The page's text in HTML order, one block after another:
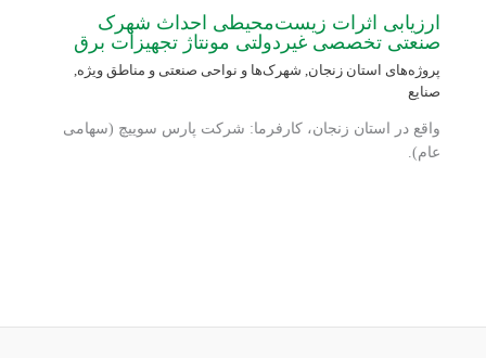
ارزیابی اثرات زیست‌محیطی احداث شهرک
صنعتی تخصصی غیردولتی مونتاژ تجهیزات برق
پروژه‌های استان زنجان شهرک‌ها و نواحی صنعتی و مناطق ویژه
صنایع
واقع در استان زنجان، کارفرما: شرکت پارس سوییچ (سهامی
عام).